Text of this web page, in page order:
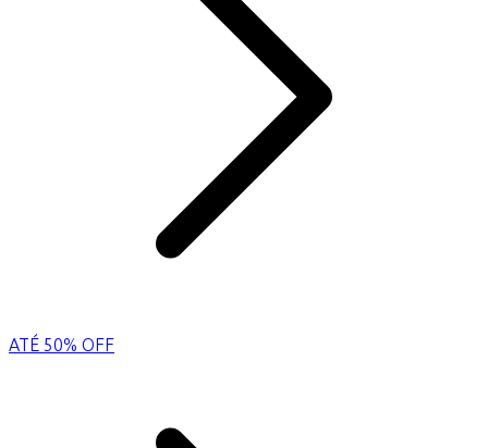
ATÉ 50% OFF